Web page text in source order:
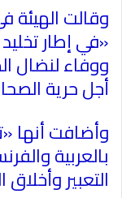
وقالت الهيئة
«في إطار
ووفاء لنضال
أجل حرية
وأضافت أنها
بالعربية
التعبير